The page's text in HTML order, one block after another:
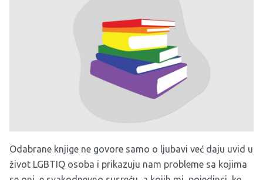
Odabrane knjige ne govore samo o ljubavi već daju uvid u
život LGBTIQ osoba i prikazuju nam probleme sa kojima